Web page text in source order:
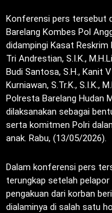
Konferensi pers tersebut
Barelang Kombes Pol
didampingi Kasat
Tri Andrestian, S.I.K.,
Budi Santosa, S.H., Kanit
Kurniawan, S.Tr.K., S.I.K.,
Polresta Barelang Hudan
dilaksanakan sebagai
serta komitmen Polri
anak. Rabu, (13/05/2026).
‎Dalam konferensi pers
terungkap setelah
pengakuan dari korban
dialaminya di salah satu